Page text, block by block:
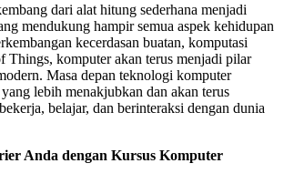
dari alat hitung sederhana menjadi
mendukung hampir semua aspek kehidupan
kecerdasan buatan, komputasi
Things, komputer akan terus menjadi pilar
Masa depan teknologi komputer
lebih menakjubkan dan akan terus
belajar, dan berinteraksi dengan dunia
Anda dengan Kursus Komputer